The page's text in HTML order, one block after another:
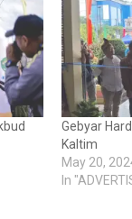
Gebyar
Kaltim
May 20,
In